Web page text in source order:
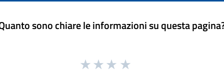
sono chiare le informazioni su questa